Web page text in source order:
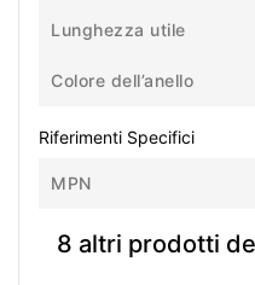
Lunghezza utile
Colore dell’anello
Riferimenti Specifici
MPN
8 altri prodotti